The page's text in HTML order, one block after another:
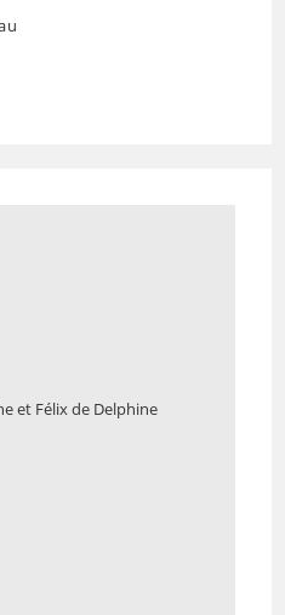
et Félix de Delphine